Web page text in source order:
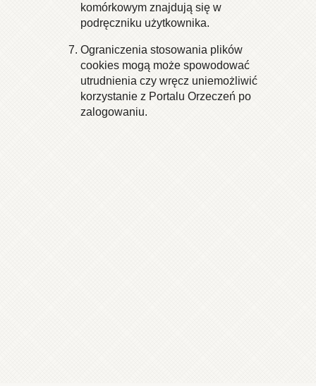
komórkowym znajdują się w
podręczniku użytkownika.
Ograniczenia stosowania plików
cookies mogą może spowodować
utrudnienia czy wręcz uniemożliwić
korzystanie z Portalu Orzeczeń po
zalogowaniu.